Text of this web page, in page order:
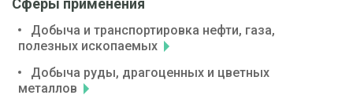
Сферы применения
Добыча и транспортировка нефти, газа,
полезных ископаемых
Добыча руды, драгоценных и цветных
металлов